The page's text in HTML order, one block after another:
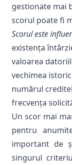
gestionate mai
scorul poate fi
Scorul este
existența
valoarea
vechimea
numărul
frecvența
Un scor mai
pentru
important de
singurul